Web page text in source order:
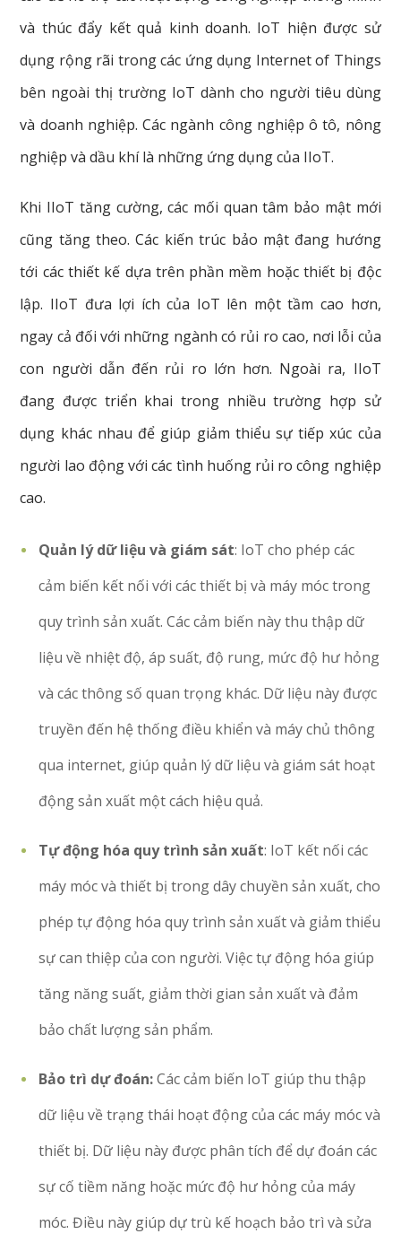
và thúc đẩy kết quả kinh doanh. IoT hiện được sử
dụng rộng rãi trong các ứng dụng Internet of Things
bên ngoài thị trường IoT dành cho người tiêu dùng
và doanh nghiệp. Các ngành công nghiệp ô tô, nông
nghiệp và dầu khí là những ứng dụng của IIoT.
Khi IIoT tăng cường, các mối quan tâm bảo mật mới
cũng tăng theo. Các kiến ​​trúc bảo mật đang hướng
tới các thiết kế dựa trên phần mềm hoặc thiết bị độc
lập. IIoT đưa lợi ích của IoT lên một tầm cao hơn,
ngay cả đối với những ngành có rủi ro cao, nơi lỗi của
con người dẫn đến rủi ro lớn hơn. Ngoài ra, IIoT
đang được triển khai trong nhiều trường hợp sử
dụng khác nhau để giúp giảm thiểu sự tiếp xúc của
người lao độngvới các tình huống rủi ro công nghiệp
cao.
Quản lý dữ liệu và giám sát: IoT cho phép các
cảm biến kết nối với các thiết bị và máy móc trong
quy trình sản xuất. Các cảm biến này thu thập dữ
liệu về nhiệt độ, áp suất, độ rung, mức độ hư hỏng
và các thông số quan trọng khác. Dữ liệu này được
truyền đến hệ thống điều khiển và máy chủ thông
qua internet, giúp quản lý dữ liệu và giám sát hoạt
động sản xuất một cách hiệu quả.
Tự động hóa quy trình sản xuất: IoT kết nối các
máy móc và thiết bị trong dây chuyền sản xuất, cho
phép tự động hóa quy trình sản xuất và giảm thiểu
sự can thiệp của con người. Việc tự động hóa giúp
tăng năng suất, giảm thời gian sản xuất và đảm
bảo chất lượng sản phẩm.
Bảo trì dự đoán:Các cảm biến IoT giúp thu thập
dữ liệu về trạng thái hoạt động của các máy móc và
thiết bị. Dữ liệu này được phân tích để dự đoán các
sự cố tiềm năng hoặc mức độ hư hỏng của máy
móc. Điều này giúp dự trù kế hoạch bảo trì và sửa